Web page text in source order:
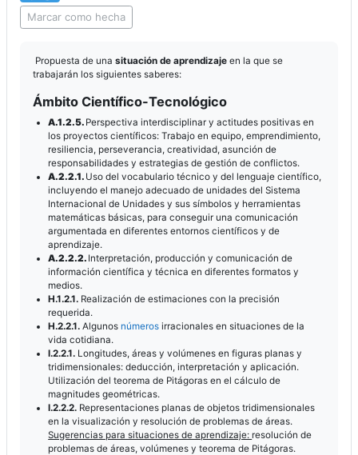
Marcar como hecha
Propuesta de una situación de aprendizaje en la que se
trabajarán los siguientes saberes:
Ámbito Científico-Tecnológico
A.1.2.5. Perspectiva interdisciplinar y actitudes positivas en
los proyectos científicos: Trabajo en equipo, emprendimiento,
resiliencia, perseverancia, creatividad, asunción de
responsabilidades y estrategias de gestión de conflictos.
A.2.2.1. Uso del vocabulario técnico y del lenguaje científico,
incluyendo el manejo adecuado de unidades del Sistema
Internacional de Unidades y sus símbolos y herramientas
matemáticas básicas, para conseguir una comunicación
argumentada en diferentes entornos científicos y de
aprendizaje.
A.2.2.2. Interpretación, producción y comunicación de
información científica y técnica en diferentes formatos y
medios.
H.1.2.1. Realización de estimaciones con la precisión
requerida.
H.2.2.1.Algunosnúmeros irracionales en situaciones de la
vida cotidiana.
I.2.2.1. Longitudes, áreas y volúmenes en figuras planas y
tridimensionales: deducción, interpretación y aplicación.
Utilización del teorema de Pitágoras en el cálculo de
magnitudes geométricas.
I.2.2.2. Representaciones planas de objetos tridimensionales
en la visualización y resolución de problemas de áreas.
Sugerencias para situaciones de aprendizaje:resolución de
problemas de áreas, volúmenes y teorema de Pitágoras.